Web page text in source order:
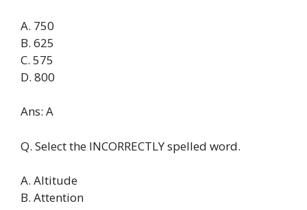
A. 750
B. 625
C. 575
D. 800
Ans: A
Q. Select the INCORRECTLY spelled word.
A. Altitude
B. Attention